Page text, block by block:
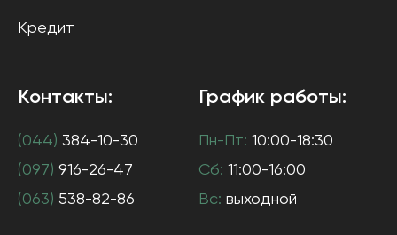
Кредит
Контакты:
(044) 384-10-30
(097) 916-26-47
(063) 538-82-86
График работы:
Пн-Пт: 10:00-18:30
Сб: 11:00-16:00
Вс: выходной